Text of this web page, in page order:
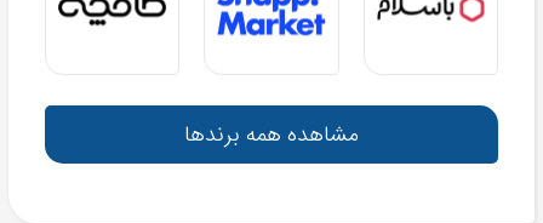
مشاهده همه برندها